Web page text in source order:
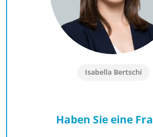
Isabella Bertschi
Haben Sie eine